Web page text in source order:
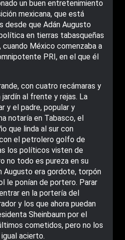
un buen entretenimiento
mexicana, que está
desde que Adán Augusto
en tierras tabasqueñas
cuando México comenzaba a
PRI, en el que él
con cuatro recámaras y
al frente y rejas. La
y el padre, popular y
notaría en Tabasco, el
que linda al sur con
el petrolero golfo de
los políticos visten de
no todo es pureza en su
Augusto era gordote, torpón
le ponían de portero. Parar
en la portería del
y los que ahora puedan
Sheinbaum por el
cometidos, pero no los
acierto.